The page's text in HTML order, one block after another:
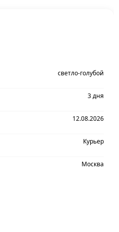
светло-голубой
3 дня
12.08.2026
Курьер
Москва